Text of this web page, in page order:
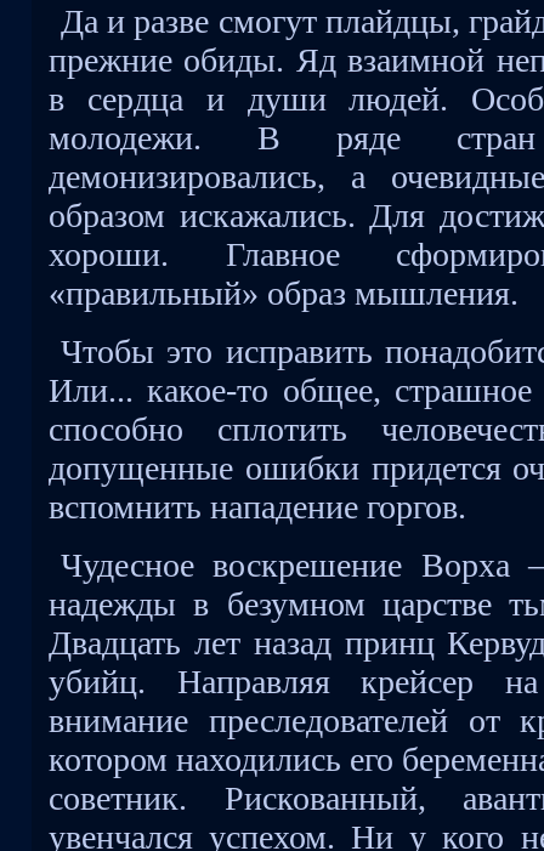
Да и разве смогут плайдцы,
прежние обиды. Яд взаимной
в сердца и души людей.
молодежи. В ряде
демонизировались, а
образом искажались. Для
хороши. Главное
«правильный» образ мышления.
Чтобы это исправить
Или... какое-то общее,
способно сплотить
допущенные ошибки придется
вспомнить нападение горгов.
Чудесное воскрешение Ворха
надежды в безумном царстве
Двадцать лет назад принц
убийц. Направляя крейсер
внимание преследователей от
котором находились его
советник. Рискованный,
увенчался успехом. Ни у кого